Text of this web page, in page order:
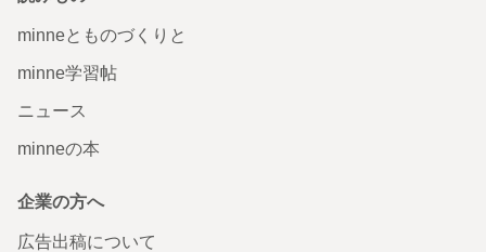
minneとものづくりと
minne学習帖
ニュース
minneの本
企業の方へ
広告出稿について